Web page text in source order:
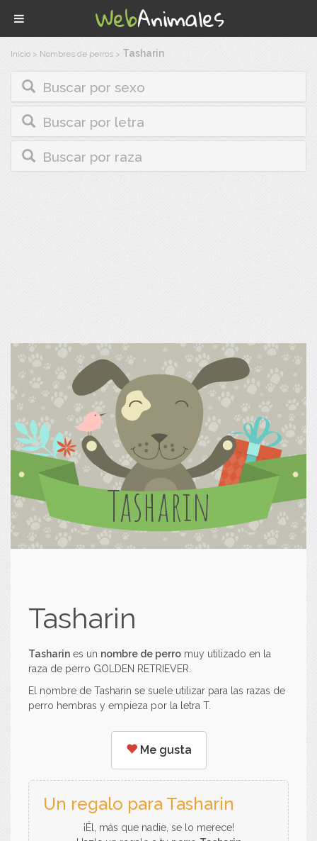
Inicio > Nombres de perros > Tasharin
Buscar por sexo
Buscar por letra
Buscar por raza
Tasharin
Tasharin
Tasharin es un nombre de perro muy utilizado en la
raza de perro GOLDEN RETRIEVER.
El nombre de Tasharin se suele utilizar para las razas de
perro hembras y empieza por la letra T.
Me gusta
Un regalo para Tasharin
¡Él, más que nadie, se lo merece!